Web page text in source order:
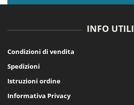
INFO UTILI
Condizioni di vendita
Spedizioni
Istruzioni ordine
Informativa Privacy